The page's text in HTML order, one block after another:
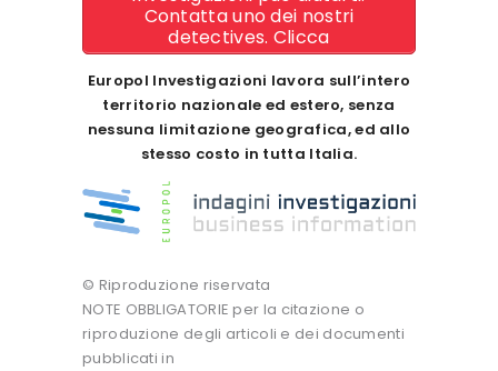
Contatta uno dei nostri
detectives. Clicca
Europol Investigazioni lavora sull’intero
territorio nazionale ed estero, senza
nessuna limitazione geografica, ed allo
stesso costo in tutta Italia.
© Riproduzione riservata
NOTE OBBLIGATORIE per la citazione o
riproduzione degli articoli e dei documenti
pubblicati in